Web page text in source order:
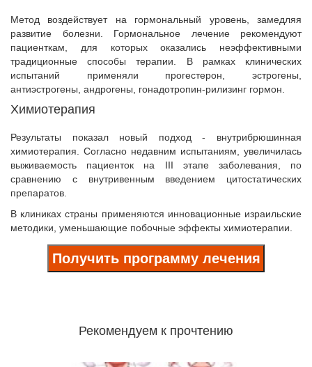
Метод воздействует на гормональный уровень, замедляя
развитие болезни. Гормональное лечение рекомендуют
пациенткам, для которых оказались неэффективными
традиционные способы терапии. В рамках клинических
испытаний применяли прогестерон, эстрогены,
антиэстрогены, андрогены, гонадотропин-рилизинг гормон.
Химиотерапия
Результаты показал новый подход - внутрибрюшинная
химиотерапия. Согласно недавним испытаниям, увеличилась
выживаемость пациенток на III этапе заболевания, по
сравнению с внутривенным введением цитостатических
препаратов.
В клиниках страны применяются инновационные израильские
методики, уменьшающие побочные эффекты химиотерапии.
Получить программу лечения
Рекомендуем к прочтению